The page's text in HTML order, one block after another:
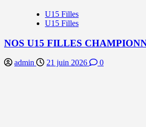
U15 Filles
U15 Filles
NOS U15 FILLES
admin 21 juin 2026 0